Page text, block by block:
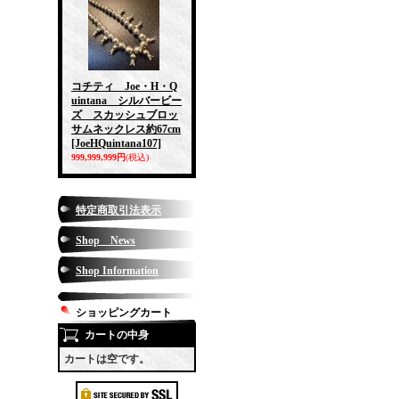
コチティ Joe・H・Q
uintana シルバービー
ズ スカッシュブロッ
サムネックレス約67cm
[JoeHQuintana107]
999,999,999円(税込)
特定商取引法表示
Shop News
Shop Information
ショッピングカート
カートの中身
カートは空です。